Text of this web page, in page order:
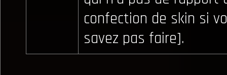
confection de skin si
savez pas faire].